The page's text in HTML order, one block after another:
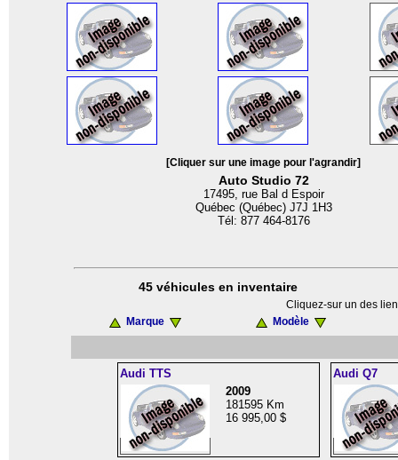
[Cliquer sur une image pour l'agrandir]
Auto Studio 72
17495, rue Bal d Espoir
Québec (Québec) J7J 1H3
Tél: 877 464-8176
45 véhicules en inventaire
Cliquez-sur un des
Marque
Modèle
Audi TTS
2009
181595 Km
16 995,00 $
Audi Q7